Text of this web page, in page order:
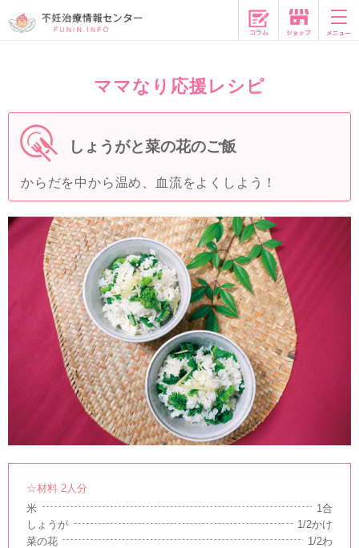
コラム
ママなり応援レシピ
しょうがと菜の花のご飯
からだを中から温め、血流をよくしよう！
☆材料 2人分
米
1合
しょうが
1/2かけ
菜の花
1/2わ